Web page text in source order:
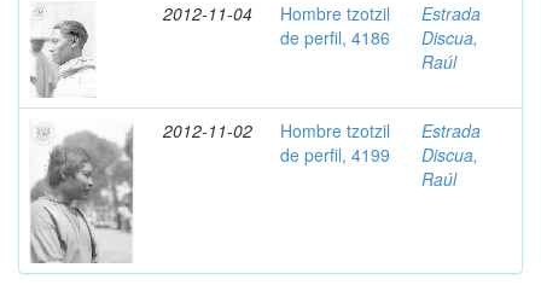
2012-11-04
Hombre tzotzil
de perfil, 4186
Estrada
Discua,
Raúl
2012-11-02
Hombre tzotzil
de perfil, 4199
Estrada
Discua,
Raúl